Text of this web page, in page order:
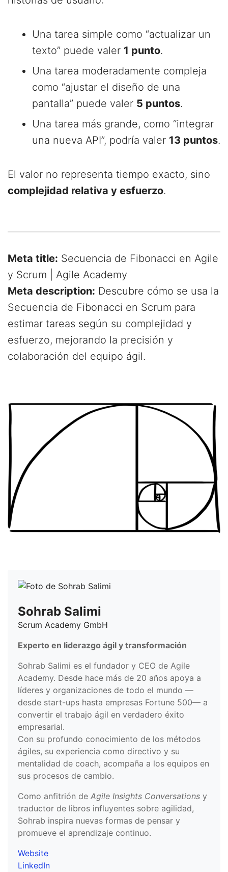
Una tarea simple como “actualizar un
texto” puede valer 1 punto.
Una tarea moderadamente compleja
como “ajustar el diseño de una
pantalla” puede valer 5 puntos.
Una tarea más grande, como “integrar
una nueva API”, podría valer 13 puntos.
El valor no representa tiempo exacto, sino
complejidad relativa y esfuerzo.
Meta title: Secuencia de Fibonacci en Agile
y Scrum | Agile Academy
Meta description: Descubre cómo se usa la
Secuencia de Fibonacci en Scrum para
estimar tareas según su complejidad y
esfuerzo, mejorando la precisión y
colaboración del equipo ágil.
Sohrab Salimi
Scrum Academy GmbH
Experto en liderazgo ágil y transformación
Sohrab Salimi es el fundador y CEO de Agile
Academy. Desde hace más de 20 años apoya a
líderes y organizaciones de todo el mundo —
desde start-ups hasta empresas Fortune 500— a
convertir el trabajo ágil en verdadero éxito
empresarial.
Con su profundo conocimiento de los métodos
ágiles, su experiencia como directivo y su
mentalidad de coach, acompaña a los equipos en
sus procesos de cambio.
Como anfitrión de Agile Insights Conversations y
traductor de libros influyentes sobre agilidad,
Sohrab inspira nuevas formas de pensar y
promueve el aprendizaje continuo.
Website
LinkedIn